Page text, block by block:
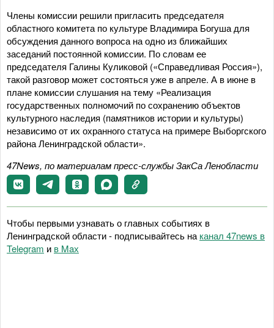
Члены комиссии решили пригласить председателя
областного комитета по культуре Владимира Богуша для
обсуждения данного вопроса на одно из ближайших
заседаний постоянной комиссии. По словам ее
председателя Галины Куликовой («Справедливая Россия»),
такой разговор может состояться уже в апреле. А в июне в
плане комиссии слушания на тему «Реализация
государственных полномочий по сохранению объектов
культурного наследия (памятников истории и культуры)
независимо от их охранного статуса на примере Выборгского
района Ленинградской области».
47News, по материалам пресс-службы ЗакСа Ленобласти
Чтобы первыми узнавать о главных событиях в
Ленинградской области - подписывайтесь на канал 47news в
Telegram и в Maх